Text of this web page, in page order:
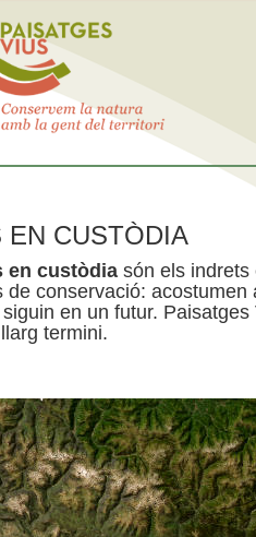
EN CUSTÒDIA
en custòdia són els indrets
de conservació:
en un futur.
termini.